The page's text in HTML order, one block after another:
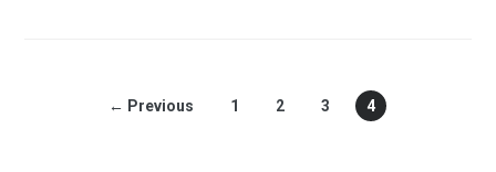
← Previous 1 2 3 4